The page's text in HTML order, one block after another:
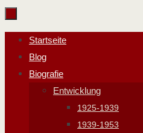
Zum
Inhalt
springen
Zum
Inhalt
springen
Startseite
Blog
Biografie
Entwicklung
1925-1939
1939-1953